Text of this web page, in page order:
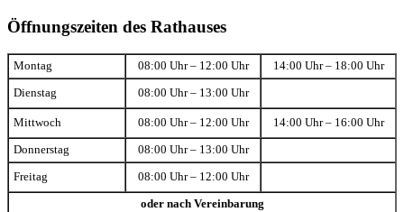
Öffnungszeiten des Rathauses
Montag 08:00 Uhr – 12:00 Uhr 14:00 Uhr – 18:00 Uhr
Dienstag 08:00 Uhr – 13:00 Uhr
Mittwoch 08:00 Uhr – 12:00 Uhr 14:00 Uhr – 16:00 Uhr
Donnerstag 08:00 Uhr – 13:00 Uhr
Freitag 08:00 Uhr – 12:00 Uhr
oder nach Vereinbarung